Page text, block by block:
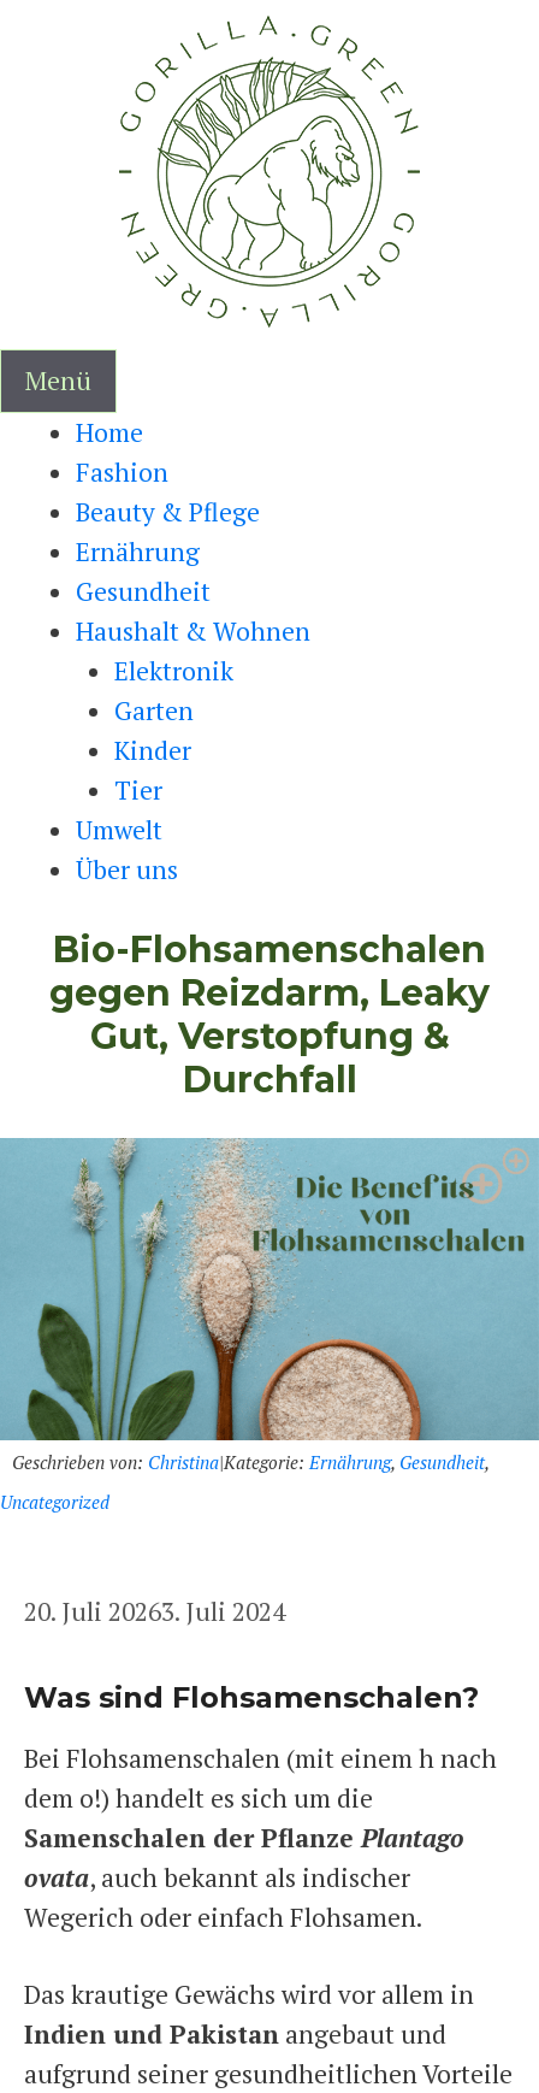
Menü
Home
Fashion
Beauty & Pflege
Ernährung
Gesundheit
Haushalt & Wohnen
Elektronik
Garten
Kinder
Tier
Umwelt
Über uns
Bio-Flohsamenschalen
gegen Reizdarm, Leaky
Gut, Verstopfung &
Durchfall
Geschrieben von: Christina|Kategorie:Ernährung, Gesundheit,
Uncategorized
20. Juli 20263. Juli 2024
Was sind Flohsamenschalen?
Bei Flohsamenschalen (mit einem h nach
dem o!) handelt es sich um die
Samenschalen der PflanzePlantago
ovata, auch bekannt als indischer
Wegerich oder einfach Flohsamen.
Das krautige Gewächs wird vor allem in
Indien und Pakistan angebaut und
aufgrund seiner gesundheitlichen Vorteile